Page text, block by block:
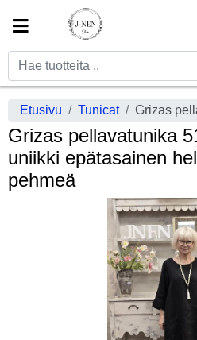
Etusivu Tunicat
Grizas pellavatunika
uniikki epätasainen
pehmeä